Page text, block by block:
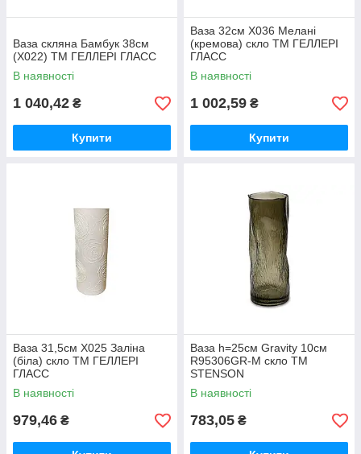
Ваза скляна Бамбук 38см
(Х022) ТМ ГЕЛЛЕРІ ГЛАСС
В наявності
1 040,42 ₴
Купити
Ваза 32см Х036 Мелані
(кремова) скло ТМ ГЕЛЛЕРІ
ГЛАСС
В наявності
1 002,59 ₴
Купити
Ваза 31,5см Х025 Заліна
(біла) скло ТМ ГЕЛЛЕРІ
ГЛАСС
В наявності
979,46 ₴
Ваза h=25см Gravity 10см
R95306GR-M скло ТМ
STENSON
В наявності
783,05 ₴